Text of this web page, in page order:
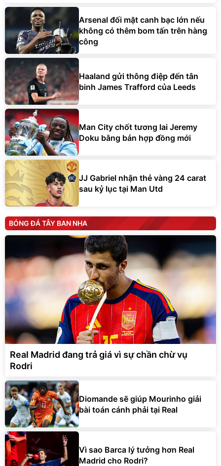
Arsenal đối mặt canh bạc lớn nếu
không có thêm bom tấn trên hàng
công
Haaland gửi thông điệp đến tân
binh James Trafford của Leeds
Man City chốt tương lai Jeremy
Doku bằng bản hợp đồng mới
JJ Gabriel nhận thẻ vàng 24 carat
sau kỷ lục tại Man Utd
BÓNG ĐÁ TÂY BAN NHA
Real Madrid đang trả giá vì sự chần chừ vụ
Rodri
Diomande sẽ giúp Mourinho giải
bài toán cánh phải tại Real
Vì sao Barca lý tưởng hơn Real
Madrid cho Rodri?